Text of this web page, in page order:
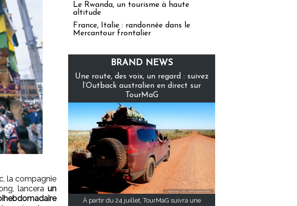
la compagnie
lancera un
Le Rwanda, un tourisme à haute
altitude
France, Italie : randonnée dans le
Mercantour frontalier
BRAND NEWS
Une route, des voix, un regard : suivez
l’Outback australien en direct sur
TourMaG
À partir du 24 juillet, TourMaG suivra une